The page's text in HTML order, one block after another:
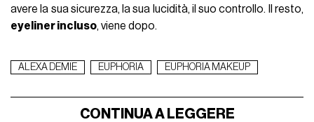
avere la sua sicurezza, la sua lucidità, il suo controllo. Il resto,
eyeliner incluso, viene dopo.
ALEXA DEMIE EUPHORIA EUPHORIA MAKEUP
CONTINUA A LEGGERE